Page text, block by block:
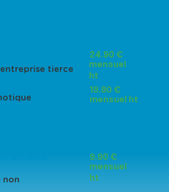
tierce
24.90 €
mensuel
ht
19.90 €
mensuel ht
non
9.90 €
mensuel
ht